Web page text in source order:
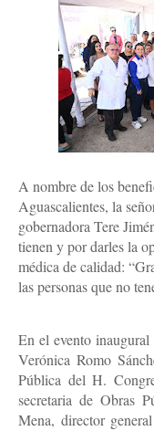
A nombre de los
Aguascalientes, la
gobernadora Tere
tienen y por darles la
médica de calidad:
las personas que no
En el evento
Verónica Romo
Pública del H.
secretaria de Obras
Mena, director